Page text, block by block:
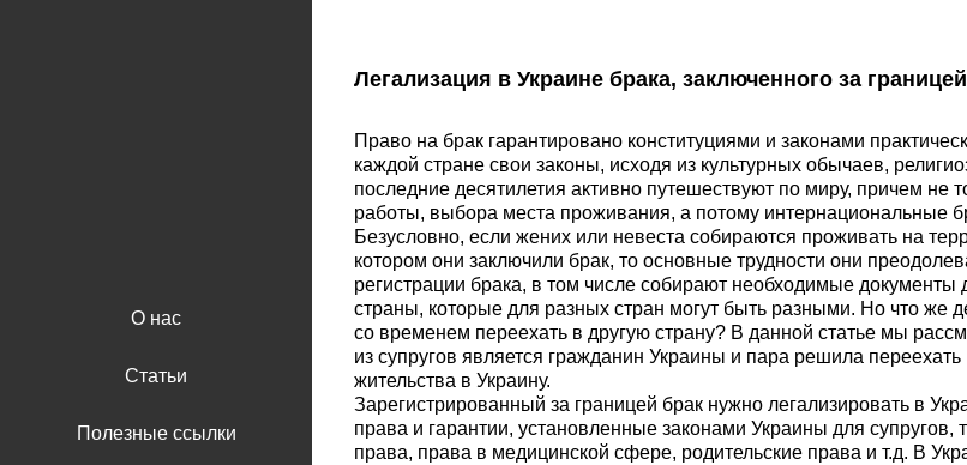
О нас
Статьи
Полезные ссылки
Легализация в Украине брака, заключенного за границей
Право на брак гарантировано конституциями и законами
каждой стране свои законы, исходя из культурных обычаев,
последние десятилетия активно путешествуют по миру, причем не
работы, выбора места проживания, а потому интернациональные
Безусловно, если жених или невеста собираются проживать на
котором они заключили брак, то основные трудности они
регистрации брака, в том числе собирают необходимые документы
страны, которые для разных стран могут быть разными. Но что же
со временем переехать в другую страну? В данной статье мы
из супругов является гражданин Украины и пара решила
жительства в Украину.
Зарегистрированный за границей брак нужно легализировать в
права и гарантии, установленные законами Украины для супругов,
права, права в медицинской сфере, родительские права и т.д. В